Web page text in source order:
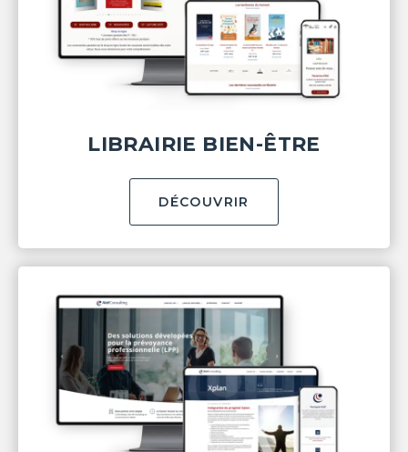
LIBRAIRIE BIEN-ÊTRE
DÉCOUVRIR